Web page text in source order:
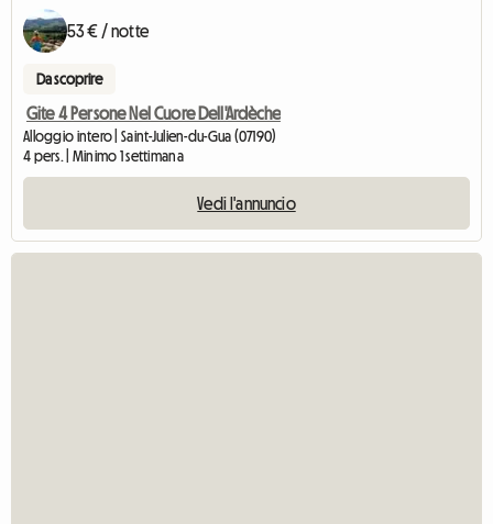
53 € / notte
Da scoprire
Gite 4 Persone Nel Cuore Dell'Ardèche
Alloggio intero | Saint-Julien-du-Gua (07190)
4 pers. | Minimo 1 settimana
Vedi l'annuncio